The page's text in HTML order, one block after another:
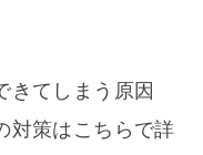
きてしまう原因
対策はこちらで詳